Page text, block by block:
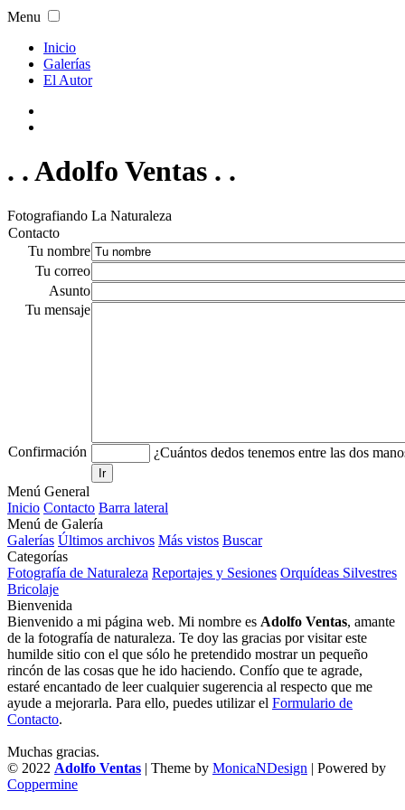
Menu
Inicio
Galerías
El Autor
. . Adolfo Ventas . .
Fotografiando La Naturaleza
Contacto
Tu nombre
Tu correo
Asunto
Tu mensaje
Confirmación ¿Cuántos dedos tenemos entre las dos
Ir
Menú General
Inicio Contacto Barra lateral
Menú de Galería
Galerías Últimos archivos Más vistos Buscar
Categorías
Fotografía de Naturaleza Reportajes y Sesiones Orquídeas Silvestres
Bricolaje
Bienvenida
Bienvenido a mi página web. Mi nombre es Adolfo Ventas, amante
de la fotografía de naturaleza. Te doy las gracias por visitar este
humilde sitio con el que sólo he pretendido mostrar un pequeño
rincón de las cosas que he ido haciendo. Confío que te agrade,
estaré encantado de leer cualquier sugerencia al respecto que me
ayude a mejorarla. Para ello, puedes utilizar el Formulario de
Contacto.
Muchas gracias.
© 2022 Adolfo Ventas | Theme by MonicaNDesign | Powered by
Coppermine